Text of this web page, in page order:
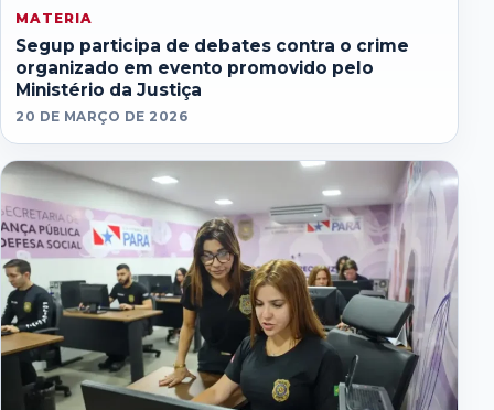
MATERIA
Segup participa de debates contra o crime
organizado em evento promovido pelo
Ministério da Justiça
20 DE MARÇO DE 2026